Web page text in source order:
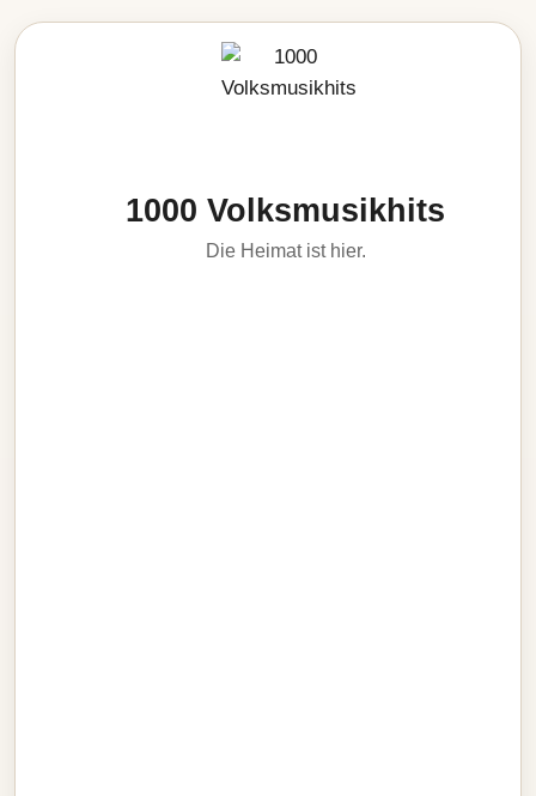
1000 Volksmusikhits
Die Heimat ist hier.